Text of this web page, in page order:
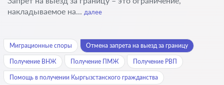
накладываемое на... далее
Миграционные споры Отмена запрета на выезд за границу
Получение ВНЖ Получение ПМЖ Получение РВП
Помощь в получении Кыргызстанского гражданства